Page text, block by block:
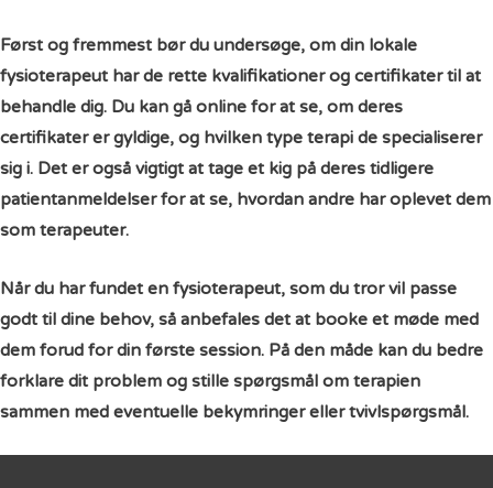
Først og fremmest bør du undersøge, om din lokale
fysioterapeut har de rette kvalifikationer og certifikater til at
behandle dig. Du kan gå online for at se, om deres
certifikater er gyldige, og hvilken type terapi de specialiserer
sig i. Det er også vigtigt at tage et kig på deres tidligere
patientanmeldelser for at se, hvordan andre har oplevet dem
som terapeuter.
Når du har fundet en fysioterapeut, som du tror vil passe
godt til dine behov, så anbefales det at booke et møde med
dem forud for din første session. På den måde kan du bedre
forklare dit problem og stille spørgsmål om terapien
sammen med eventuelle bekymringer eller tvivlspørgsmål.